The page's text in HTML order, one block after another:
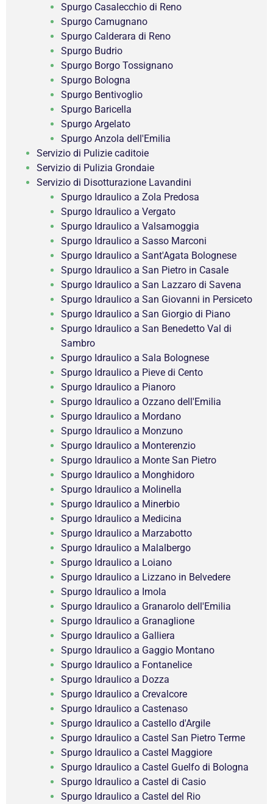
Spurgo Casalecchio di Reno
Spurgo Camugnano
Spurgo Calderara di Reno
Spurgo Budrio
Spurgo Borgo Tossignano
Spurgo Bologna
Spurgo Bentivoglio
Spurgo Baricella
Spurgo Argelato
Spurgo Anzola dell'Emilia
Servizio di Pulizie caditoie
Servizio di Pulizia Grondaie
Servizio di Disotturazione Lavandini
Spurgo Idraulico a Zola Predosa
Spurgo Idraulico a Vergato
Spurgo Idraulico a Valsamoggia
Spurgo Idraulico a Sasso Marconi
Spurgo Idraulico a Sant'Agata Bolognese
Spurgo Idraulico a San Pietro in Casale
Spurgo Idraulico a San Lazzaro di Savena
Spurgo Idraulico a San Giovanni in Persiceto
Spurgo Idraulico a San Giorgio di Piano
Spurgo Idraulico a San Benedetto Val di
Sambro
Spurgo Idraulico a Sala Bolognese
Spurgo Idraulico a Pieve di Cento
Spurgo Idraulico a Pianoro
Spurgo Idraulico a Ozzano dell'Emilia
Spurgo Idraulico a Mordano
Spurgo Idraulico a Monzuno
Spurgo Idraulico a Monterenzio
Spurgo Idraulico a Monte San Pietro
Spurgo Idraulico a Monghidoro
Spurgo Idraulico a Molinella
Spurgo Idraulico a Minerbio
Spurgo Idraulico a Medicina
Spurgo Idraulico a Marzabotto
Spurgo Idraulico a Malalbergo
Spurgo Idraulico a Loiano
Spurgo Idraulico a Lizzano in Belvedere
Spurgo Idraulico a Imola
Spurgo Idraulico a Granarolo dell'Emilia
Spurgo Idraulico a Granaglione
Spurgo Idraulico a Galliera
Spurgo Idraulico a Gaggio Montano
Spurgo Idraulico a Fontanelice
Spurgo Idraulico a Dozza
Spurgo Idraulico a Crevalcore
Spurgo Idraulico a Castenaso
Spurgo Idraulico a Castello d'Argile
Spurgo Idraulico a Castel San Pietro Terme
Spurgo Idraulico a Castel Maggiore
Spurgo Idraulico a Castel Guelfo di Bologna
Spurgo Idraulico a Castel di Casio
Spurgo Idraulico a Castel del Rio